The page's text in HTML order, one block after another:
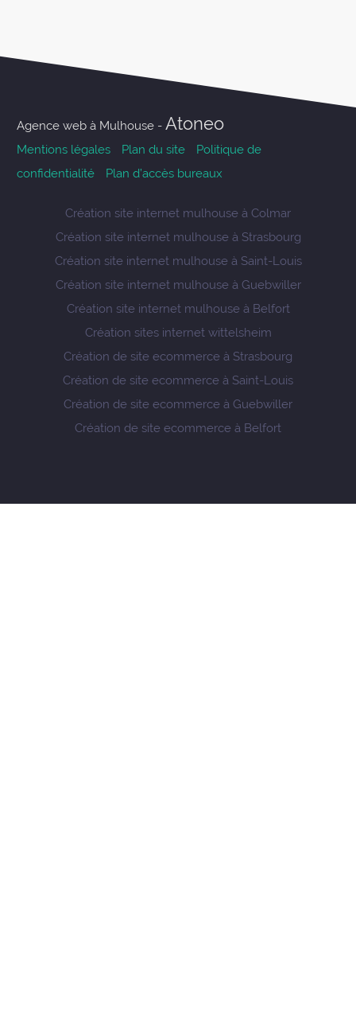
Agence web à Mulhouse - Atoneo
Mentions légales Plan du site
Politique de
confidentialité
Plan d’accès bureaux
Création site internet mulhouse à Colmar
Création site internet mulhouse à Strasbourg
Création site internet mulhouse à Saint-Louis
Création site internet mulhouse à Guebwiller
Création site internet mulhouse à Belfort
Création sites internet wittelsheim
Création de site ecommerce à Strasbourg
Création de site ecommerce à Saint-Louis
Création de site ecommerce à Guebwiller
Création de site ecommerce à Belfort